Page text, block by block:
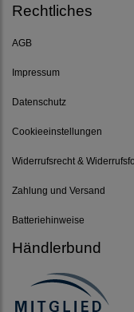
Rechtliches
AGB
Impressum
Datenschutz
Cookieeinstellungen
Widerrufsrecht &
Zahlung und Versand
Batteriehinweise
Händlerbund